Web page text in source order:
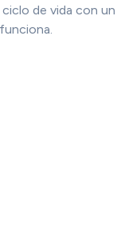
de vida con un